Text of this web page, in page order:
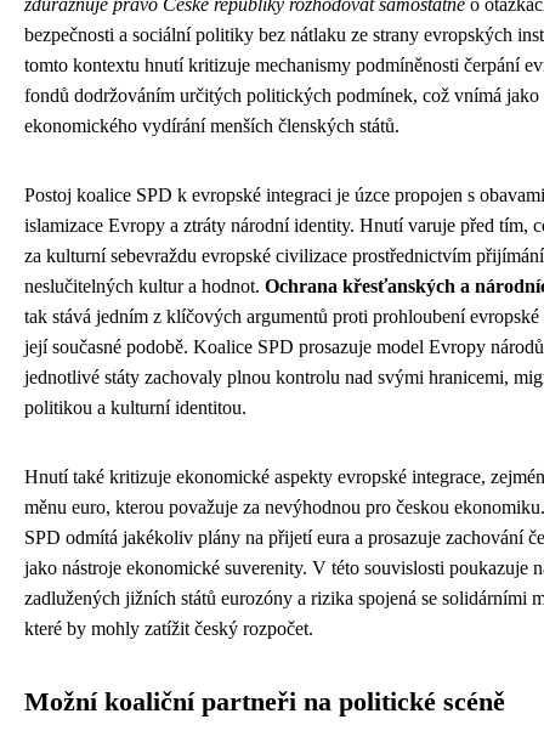
zdůrazňuje právo České republiky rozhodovat samostatně o
bezpečnosti a sociální politiky bez nátlaku ze strany evropských
tomto kontextu hnutí kritizuje mechanismy podmíněnosti čerpání
fondů dodržováním určitých politických podmínek, což vnímá jako
ekonomického vydírání menších členských států.
Postoj koalice SPD k evropské integraci je úzce propojen s
islamizace Evropy a ztráty národní identity. Hnutí varuje před tím,
za kulturní sebevraždu evropské civilizace prostřednictvím přijímání
neslučitelných kultur a hodnot. Ochrana křesťanských a
tak stává jedním z klíčových argumentů proti prohloubení evropské
její současné podobě. Koalice SPD prosazuje model Evropy
jednotlivé státy zachovaly plnou kontrolu nad svými hranicemi,
politikou a kulturní identitou.
Hnutí také kritizuje ekonomické aspekty evropské integrace,
měnu euro, kterou považuje za nevýhodnou pro českou
SPD odmítá jakékoliv plány na přijetí eura a prosazuje zachování
jako nástroje ekonomické suverenity. V této souvislosti poukazuje
zadlužených jižních států eurozóny a rizika spojená se solidárními
které by mohly zatížit český rozpočet.
Možní koaliční partneři na politické scéně